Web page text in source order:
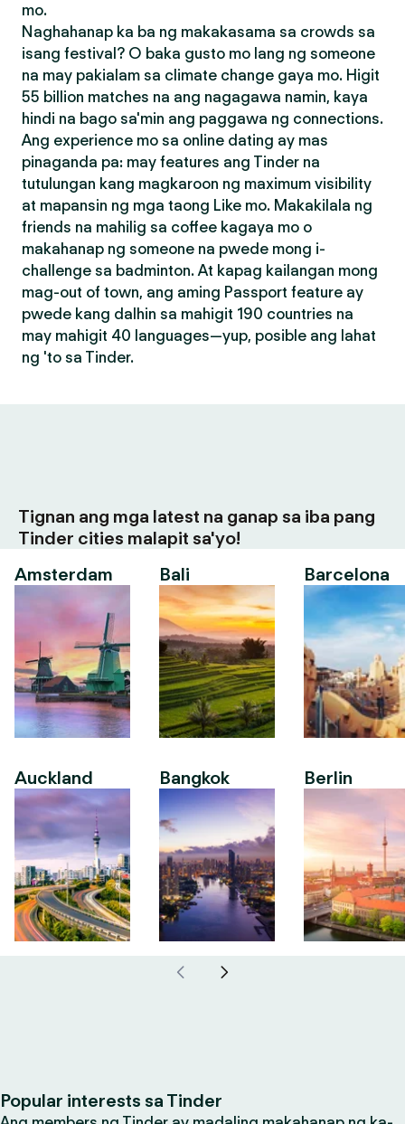
mo.
Naghahanap ka ba ng makakasama sa crowds sa
isang festival? O baka gusto mo lang ng someone
na may pakialam sa climate change gaya mo. Higit
55 billion matches na ang nagagawa namin, kaya
hindi na bago sa'min ang paggawa ng connections.
Ang experience mo sa online dating ay mas
pinaganda pa: may features ang Tinder na
tutulungan kang magkaroon ng maximum visibility
at mapansin ng mga taong Like mo. Makakilala ng
friends na mahilig sa coffee kagaya mo o
makahanap ng someone na pwede mong i-
challenge sa badminton. At kapag kailangan mong
mag-out of town, ang aming Passport feature ay
pwede kang dalhin sa mahigit 190 countries na
may mahigit 40 languages—yup, posible ang lahat
ng 'to sa Tinder.
Tignan ang mga latest na ganap sa iba pang
Tinder cities malapit sa'yo!
Amsterdam
Auckland
Bali
Bangkok
Barcelona
Berlin
Popular interests sa Tinder